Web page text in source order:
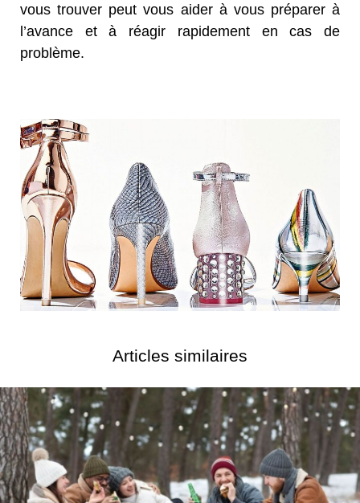
vous trouver peut vous aider à vous préparer à
l’avance et à réagir rapidement en cas de
problème.
Articles similaires